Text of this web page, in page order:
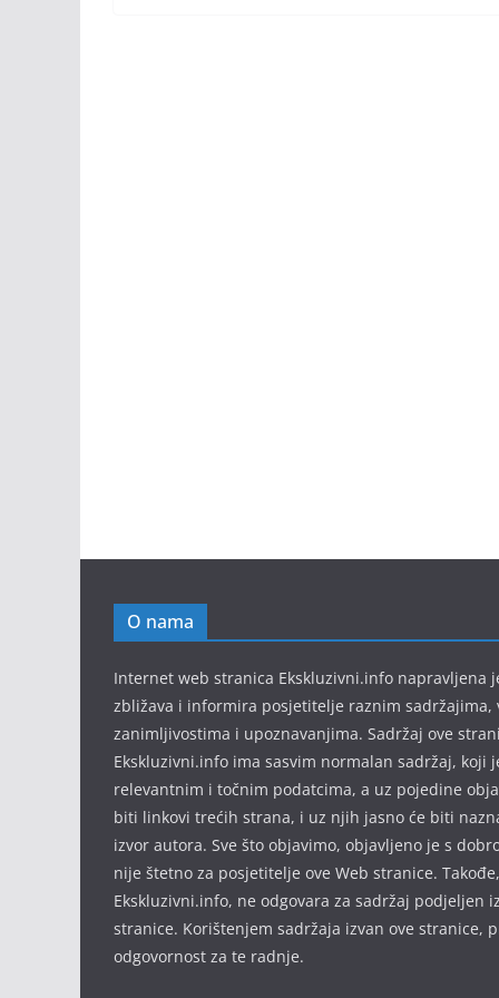
O nama
Internet web stranica Ekskluzivni.info napravljena
zbližava i informira posjetitelje raznim sadržajima,
zanimljivostima i upoznavanjima. Sadržaj ove
Ekskluzivni.info ima sasvim normalan sadržaj, koji
relevantnim i točnim podatcima, a uz pojedine
biti linkovi trećih strana, i uz njih jasno će biti
izvor autora. Sve što objavimo, objavljeno je s
nije štetno za posjetitelje ove Web stranice.
Ekskluzivni.info, ne odgovara za sadržaj podjeljen
stranice. Korištenjem sadržaja izvan ove stranice,
odgovornost za te radnje.